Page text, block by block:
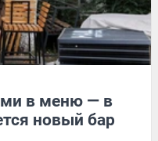
в меню — в
новый бар